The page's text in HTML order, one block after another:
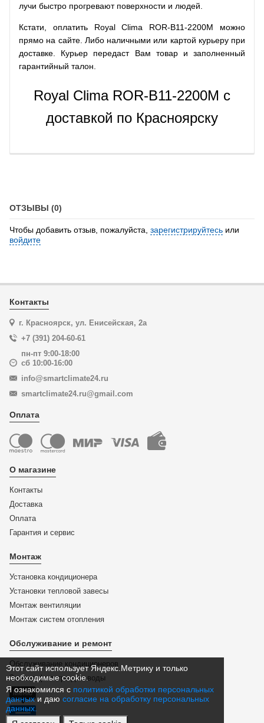
Этот сайт использует Яндекс.Метрику и только
необходимые cookie.
Я ознакомился с политикой обработки персональных
данныхи даю согласие на обработку персональных
данных.
лучи быстро прогревают поверхности и людей.
Кстати, оплатить Royal Clima ROR-B11-2200M можно
прямо на сайте. Либо наличными или картой курьеру при
доставке. Курьер передаст Вам товар и заполненный
гарантийный талон.
Royal Clima ROR-B11-2200M с
доставкой по Красноярску
ОТЗЫВЫ (0)
Чтобы добавить отзыв, пожалуйста, зарегистрируйтесь или
войдите
Контакты
г. Красноярск, ул. Енисейская, 2а
+7 (391) 204-60-61
пн-пт 9:00-18:00
сб 10:00-16:00
info@smartclimate24.ru
smartclimate24.ru@gmail.com
Оплата
О магазине
Контакты
Доставка
Оплата
Гарантия и сервис
Монтаж
Установка кондиционера
Установки тепловой завесы
Монтаж вентиляции
Монтаж систем отопления
Обслуживание и ремонт
Обслуживание кондиционеров
Замена фильтра для воды
Меню